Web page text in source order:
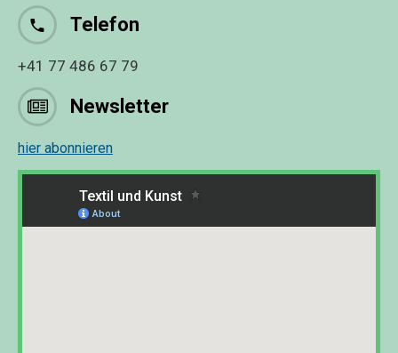
Telefon
+41 77 486 67 79
Newsletter
hier abonnieren